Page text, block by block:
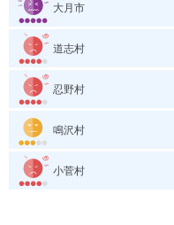
大月市
道志村
忍野村
鳴沢村
小菅村